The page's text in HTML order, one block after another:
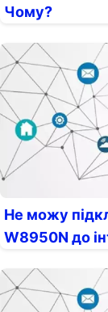
Чому?
Не можу
W8950N до